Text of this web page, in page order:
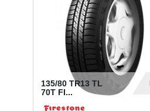
135/80 TR13 TL
70T FI...